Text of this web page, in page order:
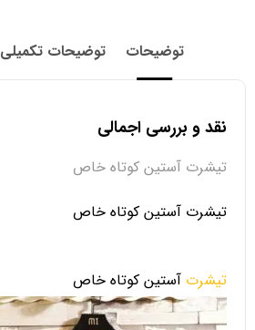
توضیحات توضیحات تکمیلی
نقد و بررسی اجمالی
تیشرت آستین کوتاه خاص
تیشرت آستین کوتاه خاص
تیشرت آستین کوتاه خاص